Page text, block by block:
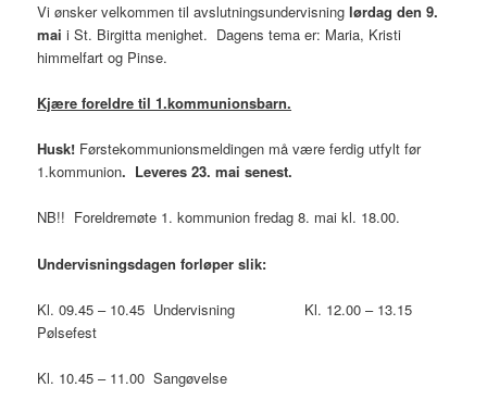
Vi ønsker velkommen til avslutningsundervisninglørdag den 9.
maii St. Birgitta menighet. Dagens tema er: Maria, Kristi
himmelfart og Pinse.
Kjære foreldre til 1.kommunionsbarn.
Husk! Førstekommunionsmeldingen må være ferdig utfylt før
1.kommunion. Leveres 23. mai senest.
NB!! Foreldremøte 1. kommunion fredag 8. mai kl. 18.00.
Undervisningsdagen forløper slik:
Kl. 09.45 – 10.45 Undervisning Kl. 12.00 – 13.15
Pølsefest
Kl. 10.45 – 11.00 Sangøvelse